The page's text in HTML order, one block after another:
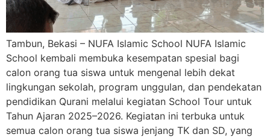
Tambun, Bekasi – NUFA Islamic School NUFA Islamic
School kembali membuka kesempatan spesial bagi
calon orang tua siswa untuk mengenal lebih dekat
lingkungan sekolah, program unggulan, dan pendekatan
pendidikan Qurani melalui kegiatan School Tour untuk
Tahun Ajaran 2025–2026. Kegiatan ini terbuka untuk
semua calon orang tua siswa jenjang TK dan SD, yang